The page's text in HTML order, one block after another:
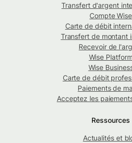
Transfert d'argent
Compte Wise
Carte de débit
Transfert de montant
Recevoir de
Wise Platform
Wise
Carte de débit
Paiements de
Acceptez les
Ressources
Actualités et